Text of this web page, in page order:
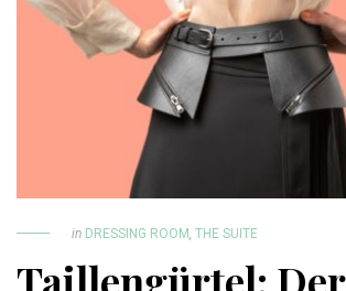
in DRESSING ROOM, THE SUITE